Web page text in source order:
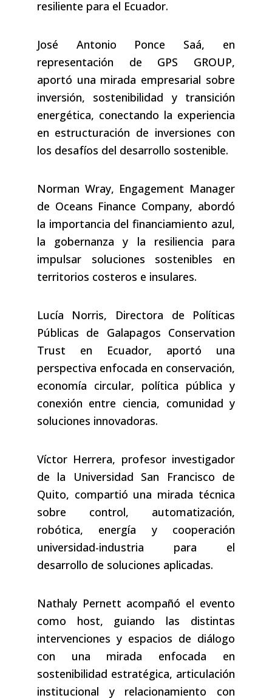
resiliente para el Ecuador.
José Antonio Ponce Saá, en
representación de GPS GROUP,
aportó una mirada empresarial sobre
inversión, sostenibilidad y transición
energética, conectando la experiencia
en estructuración de inversiones con
los desafíos del desarrollo sostenible.
Norman Wray, Engagement Manager
de Oceans Finance Company, abordó
la importancia del financiamiento azul,
la gobernanza y la resiliencia para
impulsar soluciones sostenibles en
territorios costeros e insulares.
Lucía Norris, Directora de Políticas
Públicas de Galapagos Conservation
Trust en Ecuador, aportó una
perspectiva enfocada en conservación,
economía circular, política pública y
conexión entre ciencia, comunidad y
soluciones innovadoras.
Víctor Herrera, profesor investigador
de la Universidad San Francisco de
Quito, compartió una mirada técnica
sobre control, automatización,
robótica, energía y cooperación
universidad-industria para el
desarrollo de soluciones aplicadas.
Nathaly Pernett acompañó el evento
como host, guiando las distintas
intervenciones y espacios de diálogo
con una mirada enfocada en
sostenibilidad estratégica, articulación
institucional y relacionamiento con